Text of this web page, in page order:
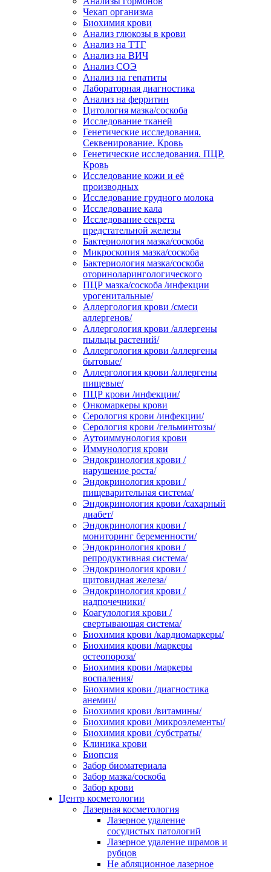
Чекап организма
Биохимия крови
Анализ глюкозы в крови
Анализ на ТТГ
Анализ на ВИЧ
Анализ СОЭ
Анализ на гепатиты
Лабораторная диагностика
Анализ на ферритин
Цитология мазка/соскоба
Исследование тканей
Генетические исследования.
Секвенирование. Кровь
Генетические исследования. ПЦР.
Кровь
Исследование кожи и её
производных
Исследование грудного молока
Исследование кала
Исследование секрета
предстательной железы
Бактериология мазка/соскоба
Микроскопия мазка/соскоба
Бактериология мазка/соскоба
оториноларингологического
ПЦР мазка/соскоба /инфекции
урогенитальные/
Аллергология крови /смеси
аллергенов/
Аллергология крови /аллергены
пыльцы растений/
Аллергология крови /аллергены
бытовые/
Аллергология крови /аллергены
пищевые/
ПЦР крови /инфекции/
Онкомаркеры крови
Серология крови /инфекции/
Серология крови /гельминтозы/
Аутоиммунология крови
Иммунология крови
Эндокринология крови /
нарушение роста/
Эндокринология крови /
пищеварительная система/
Эндокринология крови /сахарный
диабет/
Эндокринология крови /
мониторинг беременности/
Эндокринология крови /
репродуктивная система/
Эндокринология крови /
щитовидная железа/
Эндокринология крови /
надпочечники/
Коагулология крови /
свертывающая система/
Биохимия крови /кардиомаркеры/
Биохимия крови /маркеры
остеопороза/
Биохимия крови /маркеры
воспаления/
Биохимия крови /диагностика
анемии/
Биохимия крови /витамины/
Биохимия крови /микроэлементы/
Биохимия крови /субстраты/
Клиника крови
Биопсия
Забор биоматериала
Забор мазка/соскоба
Забор крови
Центр косметологии
Лазерная косметология
Лазерное удаление
сосудистых патологий
Лазерное удаление шрамов и
рубцов
Не абляционное лазерное